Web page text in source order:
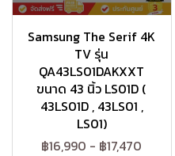
Samsung The Serif 4K
TV รุ่น
QA43LS01DAKXXT
ขนาด 43 นิ้ว LS01D (
43LS01D , 43LS01 ,
LS01)
฿16,990 - ฿17,470